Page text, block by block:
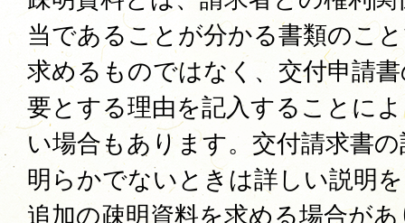
当であることが分かる書類のこ
求めるものではなく、交付申請
要とする理由を記入することに
い場合もあります。交付請求書
明らかでないときは詳しい説明
追加の疎明資料を求める場合が